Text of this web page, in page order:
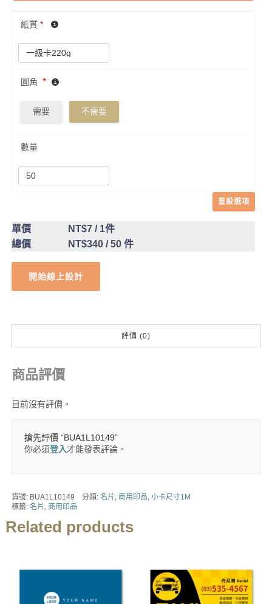
紙質 *
圓角 *
需要 不需要
數量
重設選項
單價 NT$7/ 1件
總價
NT$340/ 50 件
開始線上設計
評價 (0)
商品評價
目前沒有評價。
搶先評價 “BUA1L10149”
你必須登入才能發表評論。
貨號: BUA1L10149 分類: 名片 商用印品 小卡尺寸1M
標籤: 名片 商用印品
Related products